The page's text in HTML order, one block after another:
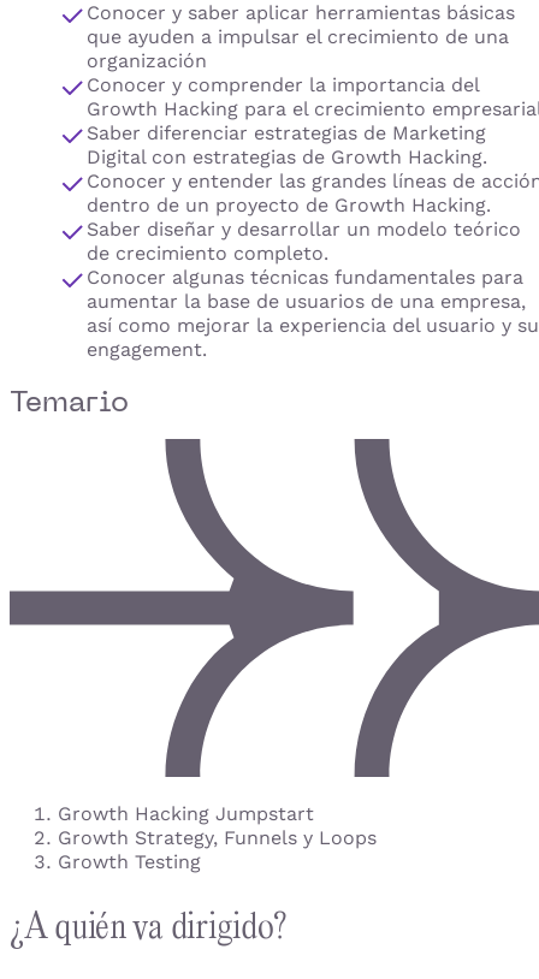
Conocer y saber aplicar herramientas básicas
que ayuden a impulsar el crecimiento de una
organización
Conocer y comprender la importancia del
Growth Hacking para el crecimiento
Saber diferenciar estrategias de Marketing
Digital con estrategias de Growth Hacking.
Conocer y entender las grandes líneas de
dentro de un proyecto de Growth Hacking.
Saber diseñar y desarrollar un modelo teórico
de crecimiento completo.
Conocer algunas técnicas fundamentales para
aumentar la base de usuarios de una empresa,
así como mejorar la experiencia del usuario y su
engagement.
Temario
Growth Hacking Jumpstart
Growth Strategy, Funnels y Loops
Growth Testing
¿A quién va dirigido?